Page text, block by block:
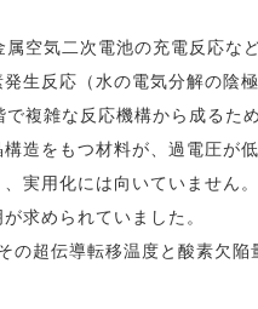
空気二次電池の充電反応な
生反応（水の電気分解の陰
複雑な反応機構から成るた
造をもつ材料が、過電圧が
実用化には向いていません
求められていました。
の超伝導転移温度と酸素欠陥